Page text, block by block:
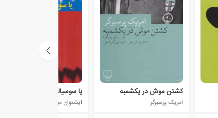
کشتن موش در یکشمبه
امریک پرسبرگر
یا سوسیالیسم یا بربریت
ایشتوان میساروش